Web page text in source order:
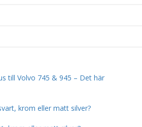
till Volvo 745 & 945 – Det här
krom eller matt silver?